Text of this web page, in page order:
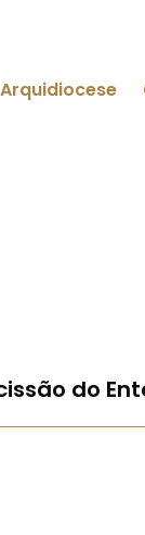
Arquidiocese
do